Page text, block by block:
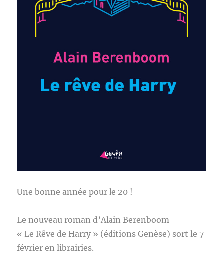
Une bonne année pour le 20 !
Le nouveau roman d’Alain Berenboom
« Le Rêve de Harry » (éditions Genèse) sort le 7
février en librairies.